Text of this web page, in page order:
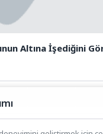
Altına İşediğini